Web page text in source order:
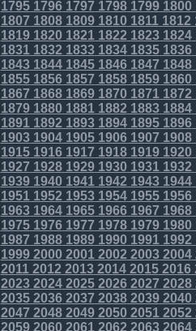
179517961797 179817991800
1807 18081809181018111812
1819182018211822 18231824
18311832 1833183418351836
18431844184518461847 1848
185518561857 185818591860
1867 18681869187018711872
1879188018811882 18831884
18911892 1893189418951896
19031904190519061907 1908
191519161917 191819191920
1927 19281929193019311932
1939194019411942 19431944
19511952 1953195419551956
19631964196519661967 1968
197519761977 197819791980
1987 19881989199019911992
1999200020012002 20032004
20112012 2013201420152016
20232024202520262027 2028
203520362037 203820392040
2047 20482049205020512052
2059206020612062 20632064